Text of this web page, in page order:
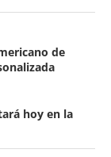
de
hoy en la